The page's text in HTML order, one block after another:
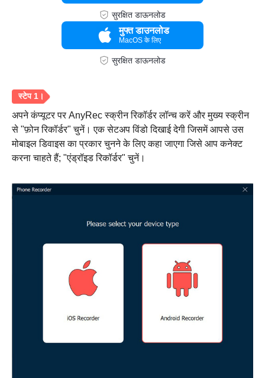
सुरक्षित डाऊनलोड
मुफ्त डाउनलोड
MacOS के लिए
सुरक्षित डाऊनलोड
अपने कंप्यूटर पर AnyRec स्क्रीन रिकॉर्डर लॉन्च करें और मुख्य स्क्रीन
से "फ़ोन रिकॉर्डर" चुनें। एक सेटअप विंडो दिखाई देगी जिसमें आपसे उस
मोबाइल डिवाइस का प्रकार चुनने के लिए कहा जाएगा जिसे आप कनेक्ट
करना चाहते हैं; "एंड्रॉइड रिकॉर्डर" चुनें।